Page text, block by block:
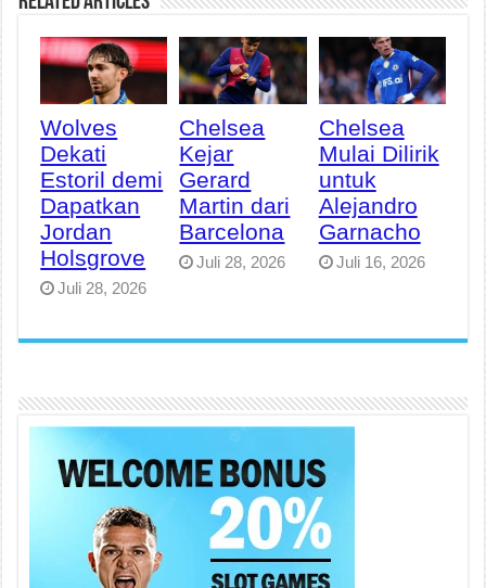
Wolves
Dekati
Estoril demi
Dapatkan
Jordan
Holsgrove
Juli 28, 2026
Chelsea
Kejar
Gerard
Martin dari
Barcelona
Juli 28, 2026
Chelsea
Mulai Dilirik
untuk
Alejandro
Garnacho
Juli 16, 2026